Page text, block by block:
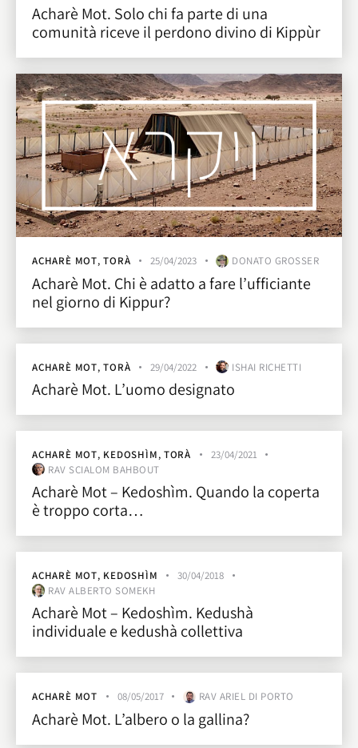
Acharè Mot. Solo chi fa parte di una
comunità riceve il perdono divino di Kippùr
ACHARÈ MOT,TORÀ 25/04/2023 DONATO GROSSER
Acharè Mot. Chi è adatto a fare l’ufficiante
nel giorno di Kippur?
ACHARÈ MOT,TORÀ 29/04/2022 ISHAI RICHETTI
Acharè Mot. L’uomo designato
ACHARÈ MOT, KEDOSHÌM, TORÀ
23/04/2021
RAV SCIALOM BAHBOUT
Acharè Mot – Kedoshìm. Quando la coperta
è troppo corta…
ACHARÈ MOT, KEDOSHÌM
30/04/2018
RAV ALBERTO SOMEKH
Acharè Mot – Kedoshìm. Kedushà
individuale e kedushà collettiva
ACHARÈ MOT 08/05/2017 RAV ARIEL DI PORTO
Acharè Mot. L’albero o la gallina?